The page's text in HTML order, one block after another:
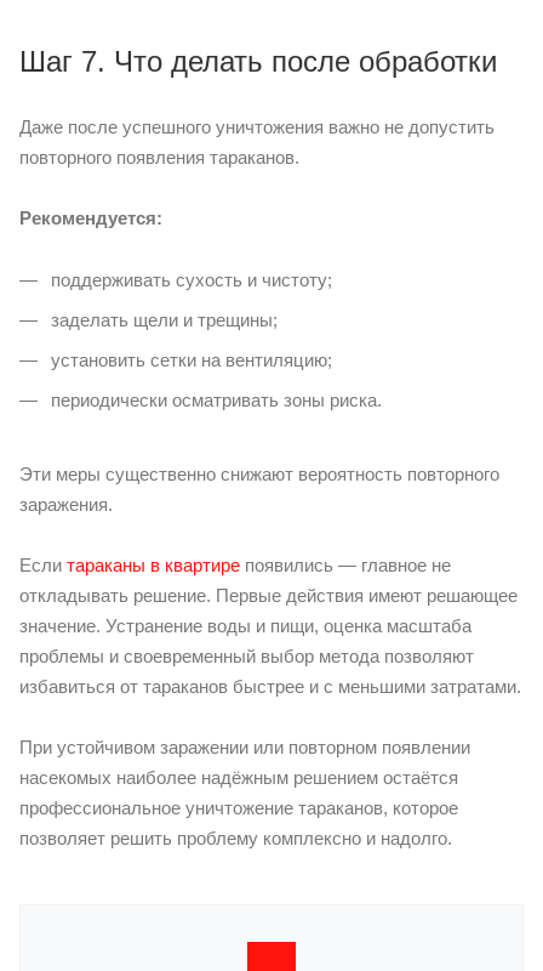
Шаг 7. Что делать после обработки
Даже после успешного уничтожения важно не допустить
повторного появления тараканов.
Рекомендуется:
поддерживать сухость и чистоту;
заделать щели и трещины;
установить сетки на вентиляцию;
периодически осматривать зоны риска.
Эти меры существенно снижают вероятность повторного
заражения.
Если тараканы в квартире появились — главное не
откладывать решение. Первые действия имеют решающее
значение. Устранение воды и пищи, оценка масштаба
проблемы и своевременный выбор метода позволяют
избавиться от тараканов быстрее и с меньшими затратами.
При устойчивом заражении или повторном появлении
насекомых наиболее надёжным решением остаётся
профессиональное уничтожение тараканов, которое
позволяет решить проблему комплексно и надолго.